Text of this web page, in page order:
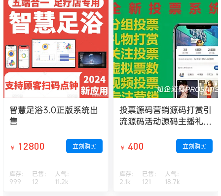
智慧足浴3.0正版系统出
售
￥ 12800 立刻购买
库存：
999
已售：
12
人气：
11.2k
投票源码营销源码打赏引
流源码活动源码主播礼物
￥ 400 立刻购买
库存：
2.1k
已售：
121
人气：
18.7k